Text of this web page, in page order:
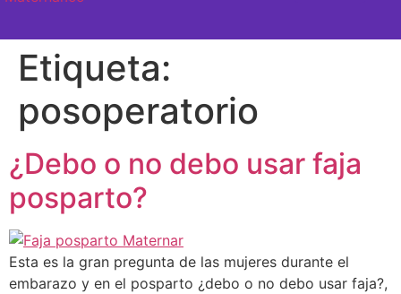
Etiqueta:
posoperatorio
¿Debo o no debo usar faja
posparto?
Esta es la gran pregunta de las mujeres durante el
embarazo y en el posparto ¿debo o no debo usar faja?,